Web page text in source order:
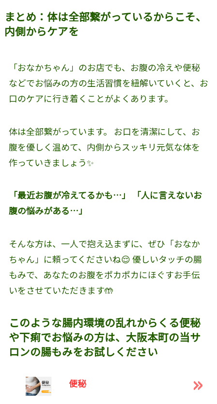
まとめ：体は全部繋がっているからこそ、
内側からケアを
「おなかちゃん」のお店でも、お腹の冷えや便秘
などでお悩みの方の生活習慣を紐解いていくと、お
口のケアに行き着くことがよくあります。
体は全部繋がっています。 お口を清潔にして、お
腹を優しく温めて、内側からスッキリ元気な体を
作っていきましょう✨
「最近お腹が冷えてるかも…」
「人に言えないお
腹の悩みがある…」
そんな方は、一人で抱え込まずに、ぜひ「おなか
ちゃん」に頼ってくださいね😌 優しいタッチの腸
もみで、あなたのお腹をポカポカにほぐすお手伝
いをさせていただきます🤲
このような腸内環境の乱れからくる便秘
や下痢でお悩みの方は、大阪本町の当サ
ロンの腸もみをお試しください
便秘